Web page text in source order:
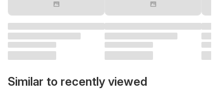
Similar to recently viewed